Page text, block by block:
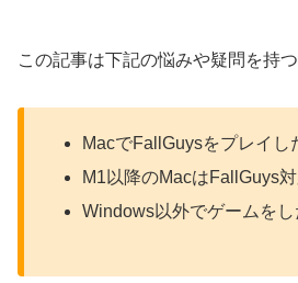
この記事は下記の悩みや疑問を持
MacでFallGuysをプレイし
M1以降のMacはFallGuys対
Windows以外でゲームをし